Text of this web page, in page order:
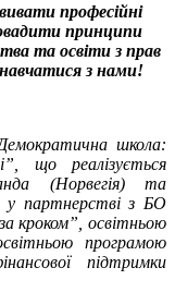
професійні
принципи
та освіти з прав
з нами!
школа:
що реалізується
(Норвегія) та
у партнерстві з БО
кроком”, освітньою
програмою
підтримки